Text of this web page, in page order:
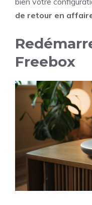
de retour en
Freebox